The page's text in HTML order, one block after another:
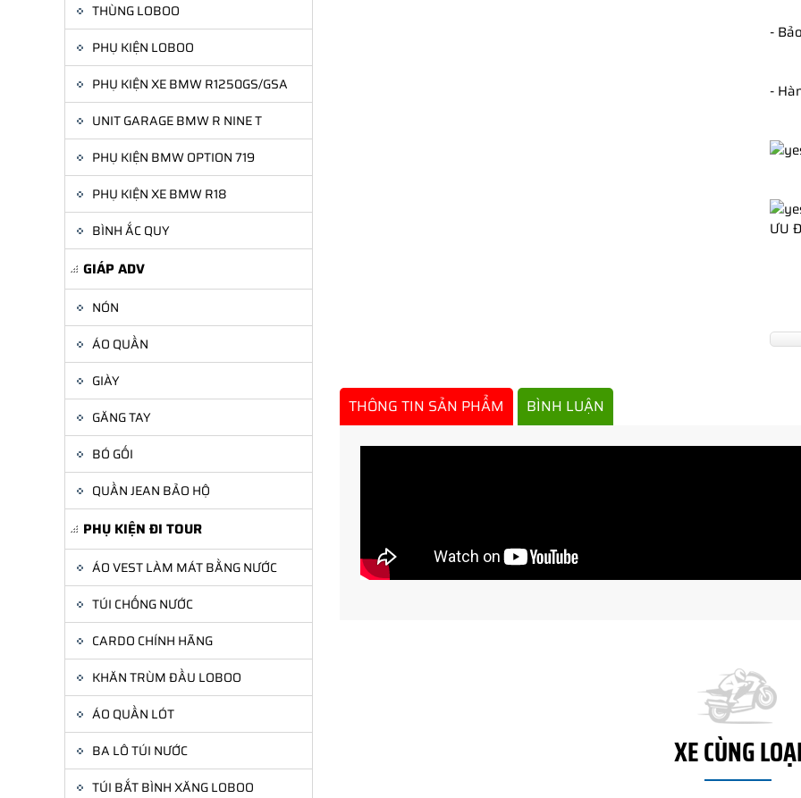
THÙNG LOBOO
PHỤ KIỆN LOBOO
PHỤ KIỆN XE BMW R1250GS/GSA
UNIT GARAGE BMW R NINE T
PHỤ KIỆN BMW OPTION 719
PHỤ KIỆN XE BMW R18
BÌNH ẮC QUY
GIÁP ADV
NÓN
ÁO QUẦN
GIÀY
GĂNG TAY
BÓ GỐI
QUẦN JEAN BẢO HỘ
PHỤ KIỆN ĐI TOUR
ÁO VEST LÀM MÁT BẰNG NƯỚC
TÚI CHỐNG NƯỚC
CARDO CHÍNH HÃNG
KHĂN TRÙM ĐẦU LOBOO
ÁO QUẦN LÓT
BA LÔ TÚI NƯỚC
TÚI BẮT BÌNH XĂNG LOBOO
-
-
ƯU
THÔNG TIN SẢN PHẨM BÌNH LUẬN
XE CÙNG